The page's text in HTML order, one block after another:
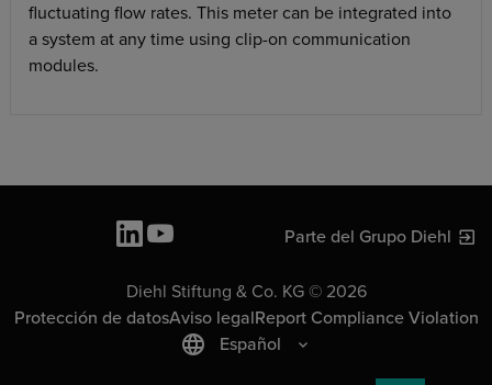
fluctuating flow rates. This meter can be integrated into
a system at any time using clip-on communication
modules.
Parte del Grupo Diehl
Diehl Stiftung & Co. KG © 2026
Protección de datosAviso legalReport Compliance Violation
Español